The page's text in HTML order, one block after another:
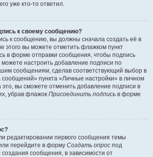
уже кто-то ответил.
к своему сообщению?
к сообщению, вы должны сначала создать её в
этого вы можете отметить флажком пункт
в форме отправки сообщения, чтобы подпись
настроить добавление подписи по
сообщениям, сделав соответствующий выбор в
пункта «Личные настройки» в личном
вы сможете отменить добавление подписи в
убрав флажок Присоединить подпись в форме
редактировании первого сообщения темы
перейдите в форму Создать опрос под
сообщения, в зависимости от